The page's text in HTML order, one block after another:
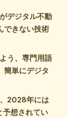
デジタル不動
できない技術
う、専門用語
簡単にデジタ
2028年には
想されてい